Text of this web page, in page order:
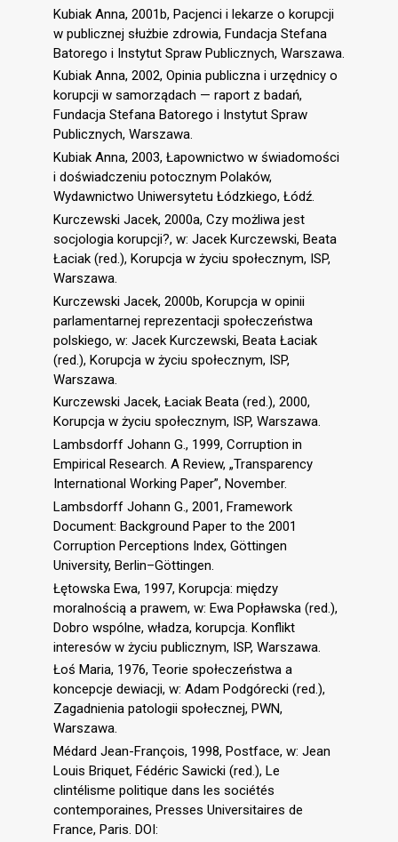
Kubiak Anna, 2001b, Pacjenci i lekarze o korupcji
w publicznej służbie zdrowia, Fundacja Stefana
Batorego i Instytut Spraw Publicznych, Warszawa.
Kubiak Anna, 2002, Opinia publiczna i urzędnicy o
korupcji w samorządach — raport z badań,
Fundacja Stefana Batorego i Instytut Spraw
Publicznych, Warszawa.
Kubiak Anna, 2003, Łapownictwo w świadomości
i doświadczeniu potocznym Polaków,
Wydawnictwo Uniwersytetu Łódzkiego, Łódź.
Kurczewski Jacek, 2000a, Czy możliwa jest
socjologia korupcji?, w: Jacek Kurczewski, Beata
Łaciak (red.), Korupcja w życiu społecznym, ISP,
Warszawa.
Kurczewski Jacek, 2000b, Korupcja w opinii
parlamentarnej reprezentacji społeczeństwa
polskiego, w: Jacek Kurczewski, Beata Łaciak
(red.), Korupcja w życiu społecznym, ISP,
Warszawa.
Kurczewski Jacek, Łaciak Beata (red.), 2000,
Korupcja w życiu społecznym, ISP, Warszawa.
Lambsdorff Johann G., 1999, Corruption in
Empirical Research. A Review, „Transparency
International Working Paper”, November.
Lambsdorff Johann G., 2001, Framework
Document: Background Paper to the 2001
Corruption Perceptions Index, Göttingen
University, Berlin–Göttingen.
Łętowska Ewa, 1997, Korupcja: między
moralnością a prawem, w: Ewa Popławska (red.),
Dobro wspólne, władza, korupcja. Konflikt
interesów w życiu publicznym, ISP, Warszawa.
Łoś Maria, 1976, Teorie społeczeństwa a
koncepcje dewiacji, w: Adam Podgórecki (red.),
Zagadnienia patologii społecznej, PWN,
Warszawa.
Médard Jean-François, 1998, Postface, w: Jean
Louis Briquet, Fédéric Sawicki (red.), Le
clintélisme politique dans les sociétés
contemporaines, Presses Universitaires de
France, Paris. DOI: